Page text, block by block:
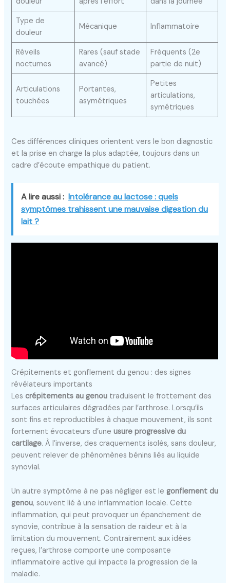
Type de
douleur
Mécanique Inflammatoire
Réveils
nocturnes
Rares (sauf stade
avancé)
Fréquents (2e
partie de nuit)
Articulations
touchées
Portantes,
asymétriques
Petites
articulations,
symétriques
Ces différences cliniques orientent vers le bon diagnostic
et la prise en charge la plus adaptée, toujours dans un
cadre d’écoute empathique du patient.
A lire aussi : Intolérance au lactose : quels
symptômes trahissent une mauvaise digestion du
lait ?
Crépitements et gonflement du genou : des signes
révélateurs importants
Les crépitements au genou traduisent le frottement des
surfaces articulaires dégradées par l’arthrose. Lorsqu’ils
sont fins et reproductibles à chaque mouvement, ils sont
fortement évocateurs d’uneusure progressive du
cartilage. À l’inverse, des craquements isolés, sans douleur,
peuvent relever de phénomènes bénins liés au liquide
synovial.
Un autre symptôme à ne pas négliger est le gonflement du
genou, souvent lié à une inflammation locale. Cette
inflammation, qui peut provoquer un épanchement de
synovie, contribue à la sensation de raideur et à la
limitation du mouvement. Contrairement aux idées
reçues, l’arthrose comporte une composante
inflammatoire active qui impacte la progression de la
maladie.